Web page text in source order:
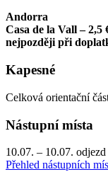
Andorra
Casa de la Vall –
nejpozději při
Kapesné
Celková orientační
Nástupní místa
10.07. – 10.07.
Přehled nástupních